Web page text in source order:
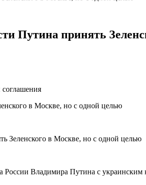
Путина принять
соглашения
России Владимира Путина с